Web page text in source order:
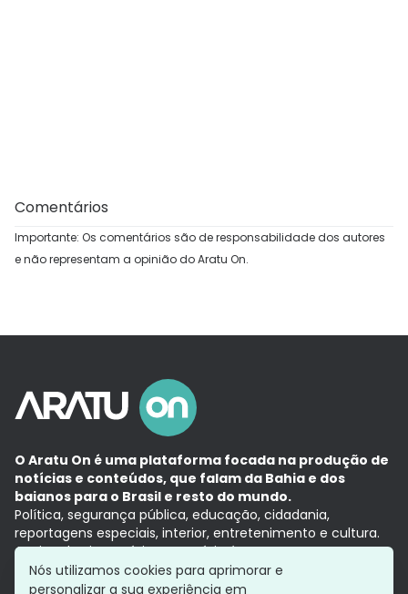
Comentários
Importante: Os comentários são de responsabilidade dos autores
e não representam a opinião do Aratu On.
O Aratu On é uma plataforma focada na produção de
notícias e conteúdos, que falam da Bahia e dos
baianos para o Brasil e resto do mundo.
Política, segurança pública, educação, cidadania,
reportagens especiais, interior, entretenimento e cultura.
Aqui, tudo vira notícia e a notícia é no tempo presente,
com a credibilidade do Grupo Aratu.
Grupo Aratu
Política de privacidade
Nós utilizamos cookies para aprimorar e
personalizar a sua experiência em